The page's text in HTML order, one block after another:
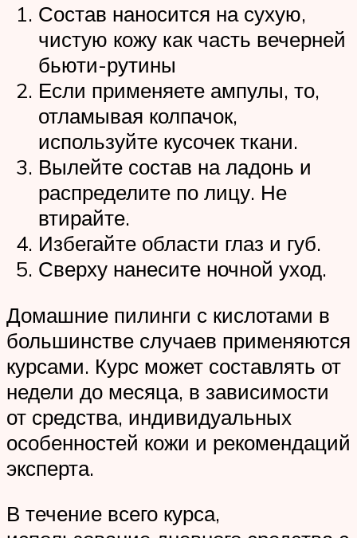
Состав наносится на сухую,
чистую кожу как часть вечерней
бьюти-рутины
Если применяете ампулы, то,
отламывая колпачок,
используйте кусочек ткани.
Вылейте состав на ладонь и
распределите по лицу. Не
втирайте.
Избегайте области глаз и губ.
Сверху нанесите ночной уход.
Домашние пилинги с кислотами в
большинстве случаев применяются
курсами. Курс может составлять от
недели до месяца, в зависимости
от средства, индивидуальных
особенностей кожи и рекомендаций
эксперта.
В течение всего курса,